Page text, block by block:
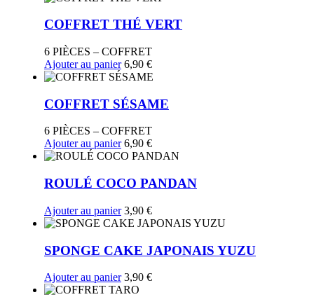
COFFRET THÉ VERT
6 PIÈCES – COFFRET
Ajouter au panier 6,90 €
COFFRET SÉSAME
6 PIÈCES – COFFRET
Ajouter au panier 6,90 €
ROULÉ COCO PANDAN
Ajouter au panier 3,90 €
SPONGE CAKE JAPONAIS YUZU
Ajouter au panier 3,90 €